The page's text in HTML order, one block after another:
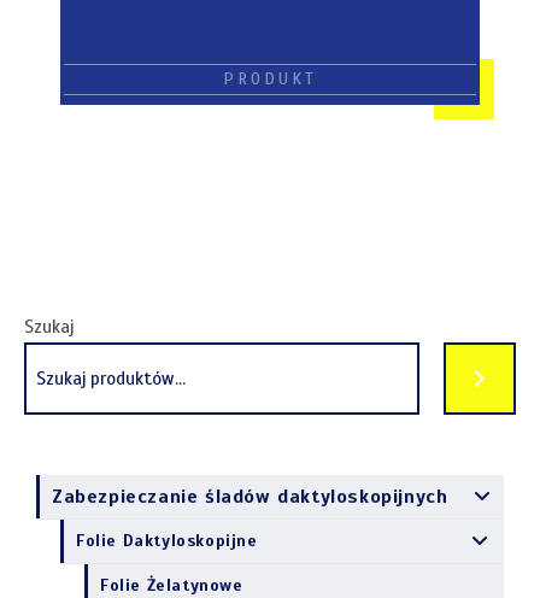
Szukaj
Zabezpieczanie śladów daktyloskopijnych
Folie Daktyloskopijne
Folie Żelatynowe